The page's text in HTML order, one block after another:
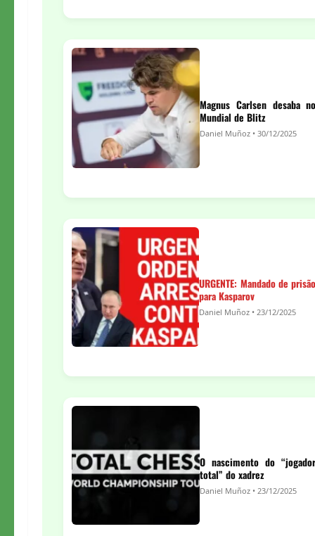
Magnus Carlsen desaba
Mundial de Blitz
Daniel Muñoz • 30/12/2025
URGENTE: Mandado de
para Kasparov
Daniel Muñoz • 23/12/2025
O nascimento do
total” do xadrez
Daniel Muñoz • 23/12/2025